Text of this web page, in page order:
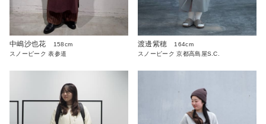
中嶋沙也花
158cm
スノーピーク 表参道
渡邊紫穂
164cm
スノーピーク 京都高島屋S.C.